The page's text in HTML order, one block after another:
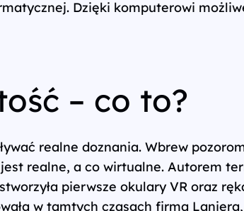
Dzięki komputerowi
– co to?
realne doznania. Wbrew
realne, a co wirtualne. Autorem
pierwsze okulary VR oraz
w tamtych czasach firma